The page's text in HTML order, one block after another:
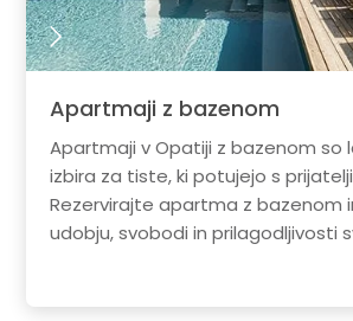
Apartmaji z bazenom
Apartmaji v Opatiji z bazenom so
izbira za tiste, ki potujejo s
Rezervirajte apartma z bazenom
udobju, svobodi in prilagodljivosti